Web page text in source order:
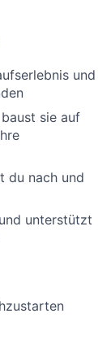
und
sie auf
du nach und
unterstützt